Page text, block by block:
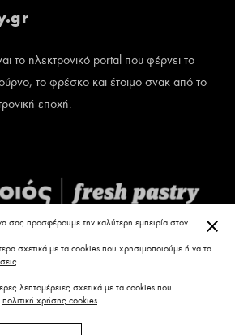
το ηλεκτρονικό portal που φέρνει το
το φρέσκο και έτοιμο σνακ από το
εποχή.
σας προσφέρουμε την καλύτερη εμπειρία στον
σχετικά με τα cookies που χρησιμοποιούμε ή να τα
.
λεπτομέρειες σχετικά με τα cookies που
πολιτική χρήσης cookies.